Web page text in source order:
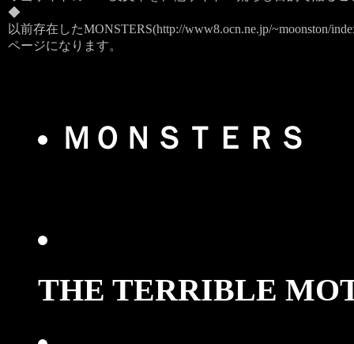
◆
以前存在したMONSTERS(http://www8.ocn.ne.jp/~moonston/
ページになります。
ＭＯＮＳＴＥＲＳ
THE TERRIBLE